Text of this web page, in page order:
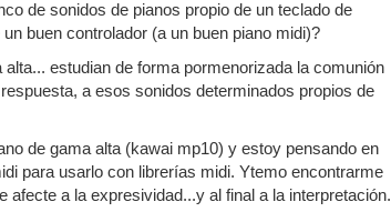
de sonidos de pianos propio de un teclado de
buen controlador (a un buen piano midi)?
estudian de forma pormenorizada la comunión
a esos sonidos determinados propios de
de gama alta (kawai mp10) y estoy pensando en
para usarlo con librerías midi. Ytemo encontrarme
afecte a la expresividad...y al final a la interpretación.